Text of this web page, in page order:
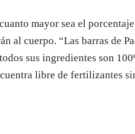
mayor sea el
al cuerpo. “Las barras de
sus ingredientes son
libre de fertilizantes